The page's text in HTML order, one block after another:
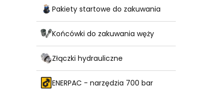
Pakiety startowe do zakuwania
Końcówki do zakuwania węży
Złączki hydrauliczne
ENERPAC - narzędzia 700 bar